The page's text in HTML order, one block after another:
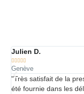
Julien D.

Genève
"Très satisfait de la
été fournie dans les